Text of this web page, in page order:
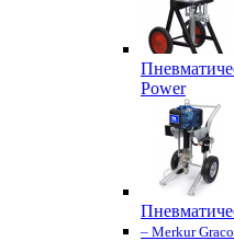
Power
– Merkur Graco